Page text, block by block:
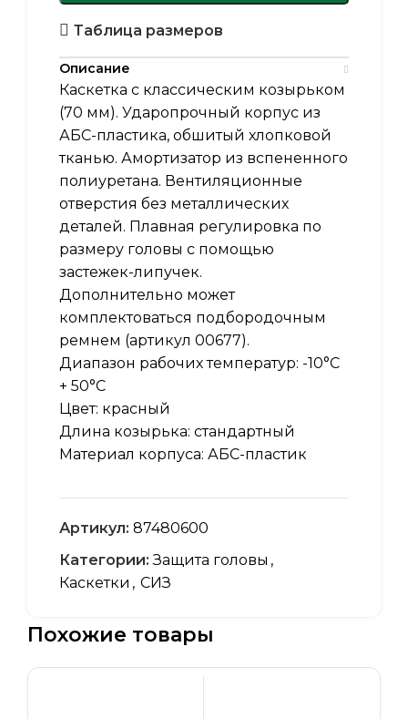
Таблица размеров
Описание
Каскетка с классическим козырьком
(70 мм). Ударопрочный корпус из
АБС-пластика, обшитый хлопковой
тканью. Амортизатор из вспененного
полиуретана. Вентиляционные
отверстия без металлических
деталей. Плавная регулировка по
размеру головы с помощью
застежек-липучек.
Дополнительно может
комплектоваться подбородочным
ремнем (артикул 00677).
Диапазон рабочих температур: -10°C
+ 50°C
Цвет: красный
Длина козырька: стандартный
Материал корпуса: АБС-пластик
Артикул: 87480600
Категории: Защита головы ,
Каскетки , СИЗ
Похожие товары